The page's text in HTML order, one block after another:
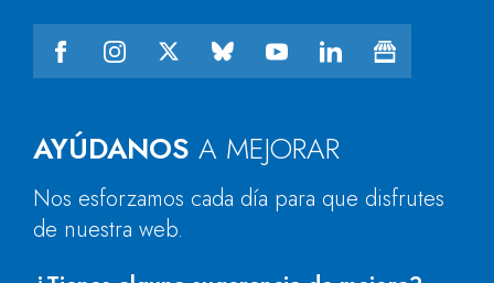
AYÚDANOS A MEJORAR
Nos esforzamos cada día para que disfrutes
de nuestra web.